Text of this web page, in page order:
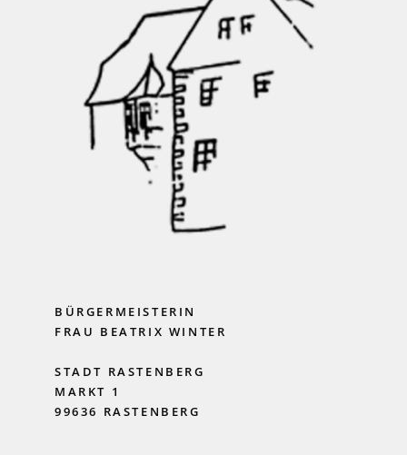
BÜRGERMEISTERIN
FRAU BEATRIX WINTER
STADT RASTENBERG
MARKT 1
99636 RASTENBERG